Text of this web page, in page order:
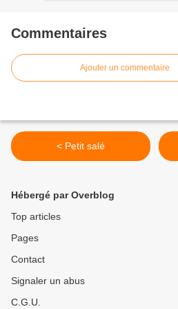
Commentaires
Ajouter un commentaire
< Petit salé
Hébergé par Overblog
Top articles
Pages
Contact
Signaler un abus
C.G.U.